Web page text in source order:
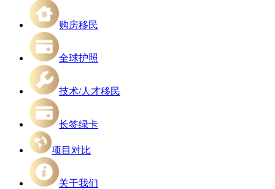
购房移民
全球护照
技术/人才移民
长签绿卡
项目对比
关于我们